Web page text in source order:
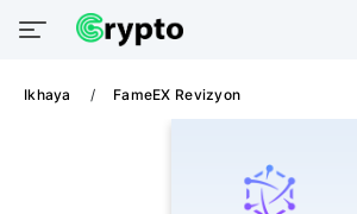
Ikhaya FameEX Revizyon